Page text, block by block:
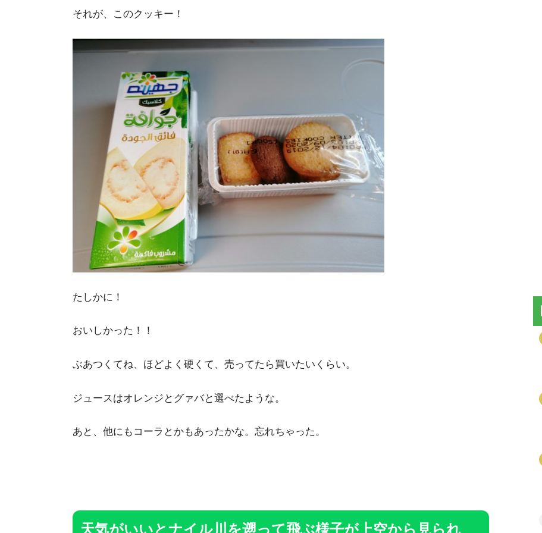
それが、このクッキー！
たしかに！
おいしかった！！
ぶあつくてね、ほどよく硬くて、売ってたら買いたいくらい。
ジュースはオレンジとグァバと選べたような。
あと、他にもコーラとかもあったかな。忘れちゃった。
天気がいいとナイル川を遡って飛ぶ様子が上空から見られ